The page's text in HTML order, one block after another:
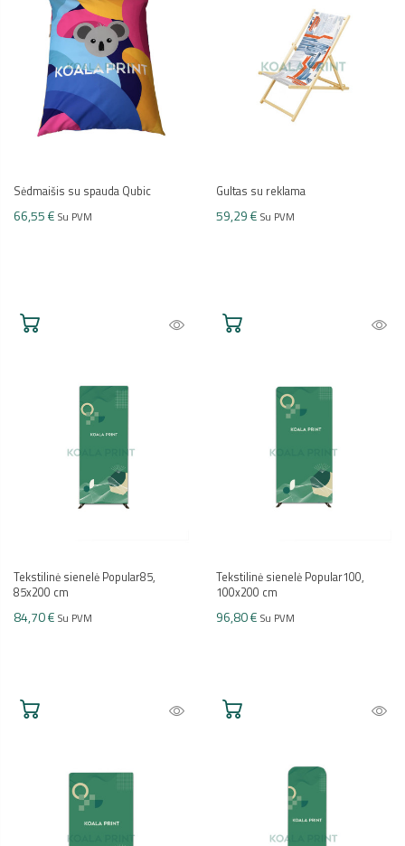
Sėdmaišis su spauda Qubic
66,55 € Su PVM
Gultas su reklama
59,29 € Su PVM
Tekstilinė sienelė Popular85,
85x200 cm
84,70 € Su PVM
Tekstilinė sienelė Popular100,
100x200 cm
96,80 € Su PVM